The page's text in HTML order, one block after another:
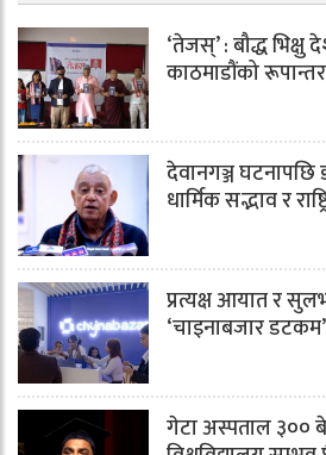
‘तेजस्’ : बौद्ध
काठमाडौंको
देवानगञ्ज
धार्मिक सद्भाव र
प्रत्यक्ष आयात र
‘चाइनाबजार
गेटा अस्पताल ३००